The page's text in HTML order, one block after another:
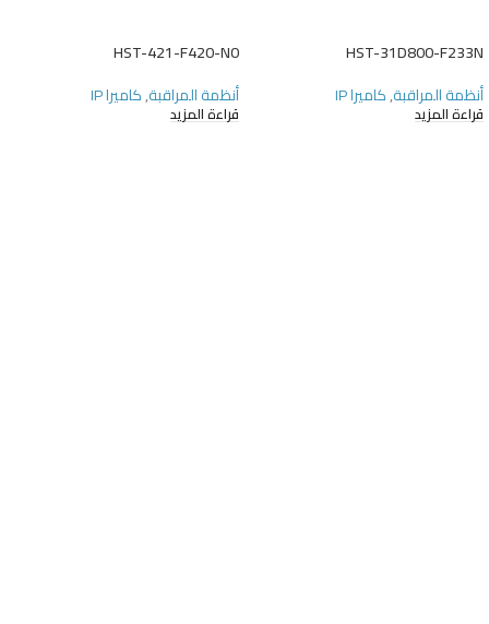
HST-31D800-F233N
أنظمة المراقبة,كاميرا IP
قراءة المزيد
HST-421-F420-N0
أنظمة المراقبة,كاميرا IP
قراءة المزيد